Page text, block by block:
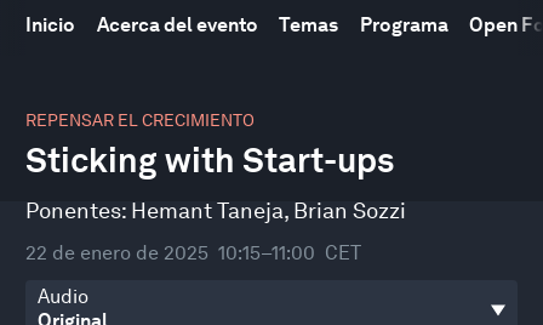
Inicio Acerca del evento Temas Programa Open
REPENSAR EL CRECIMIENTO
Sticking with Start-ups
Ponentes: Hemant Taneja, Brian Sozzi
22 de enero de 2025 10:15–11:00 CET
Audio
seconds
47
minutes,
seconds